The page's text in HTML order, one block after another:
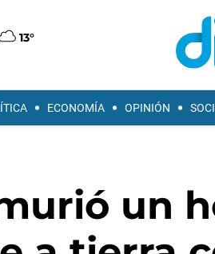
13°
ECONOMÍA OPINIÓN
un